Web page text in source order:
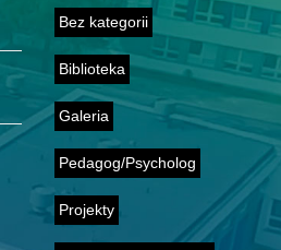
Bez kategorii
Biblioteka
Galeria
Pedagog/Psycholog
Projekty